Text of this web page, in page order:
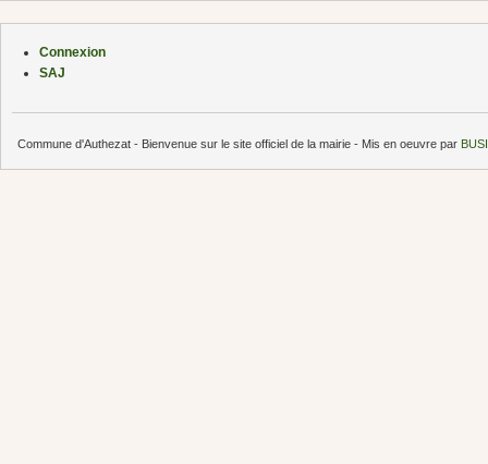
Connexion
SAJ
Commune d'Authezat - Bienvenue sur le site officiel de la mairie - Mis en oeuvre par